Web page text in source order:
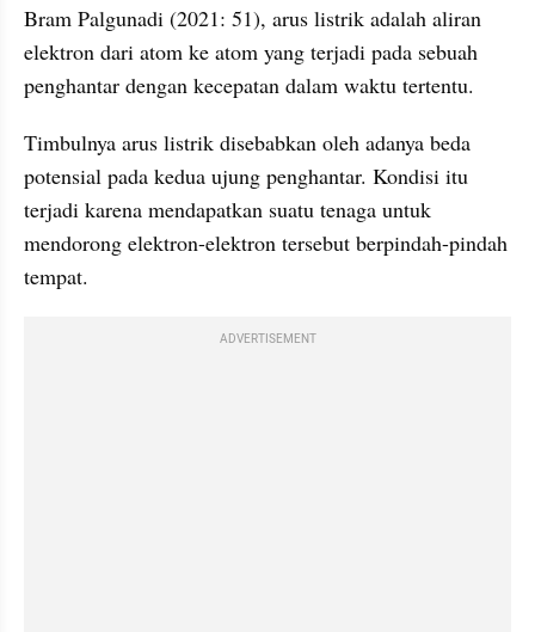
Bram Palgunadi (2021: 51), arus listrik adalah aliran
elektron dari atom ke atom yang terjadi pada sebuah
penghantar dengan kecepatan dalam waktu tertentu.
Timbulnya arus listrik disebabkan oleh adanya beda
potensial pada kedua ujung penghantar. Kondisi itu
terjadi karena mendapatkan suatu tenaga untuk
mendorong elektron-elektron tersebut berpindah-pindah
tempat.
ADVERTISEMENT